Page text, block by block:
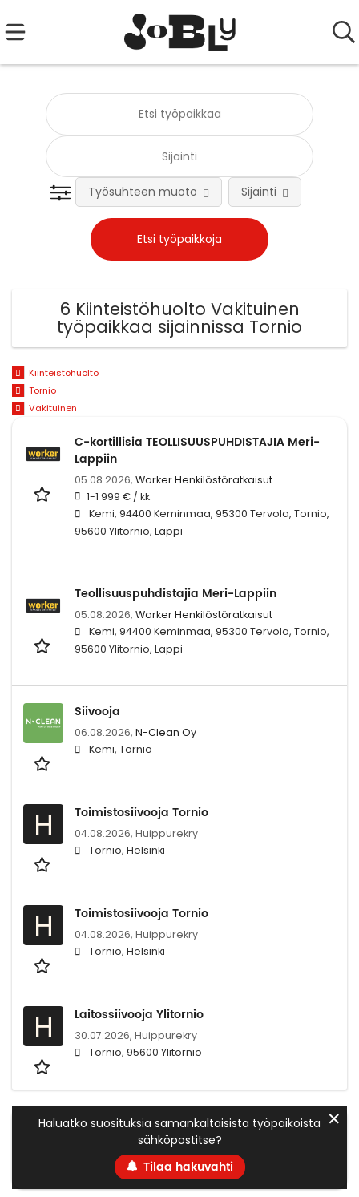
Työsuhteen muoto Sijainti
6 Kiinteistöhuolto Vakituinen
työpaikkaa sijainnissa Tornio
Kiinteistöhuolto
Tornio
Vakituinen
C-kortillisia TEOLLISUUSPUHDISTAJIA Meri-
Lappiin
05.08.2026, Worker Henkilöstöratkaisut
1-1 999 € / kk
Kemi, 94400 Keminmaa, 95300 Tervola, Tornio,
95600 Ylitornio, Lappi
Teollisuuspuhdistajia Meri-Lappiin
05.08.2026, Worker Henkilöstöratkaisut
Kemi, 94400 Keminmaa, 95300 Tervola, Tornio,
95600 Ylitornio, Lappi
Siivooja
06.08.2026, N-Clean Oy
Kemi, Tornio
H Toimistosiivooja Tornio
04.08.2026, Huippurekry
Tornio, Helsinki
H Toimistosiivooja Tornio
04.08.2026, Huippurekry
Tornio, Helsinki
H Laitossiivooja Ylitornio
30.07.2026, Huippurekry
Tornio, 95600 Ylitornio
Haluatko suosituksia samankaltaisista työpaikoista
sähköpostitse?
Tilaa hakuvahti
✕